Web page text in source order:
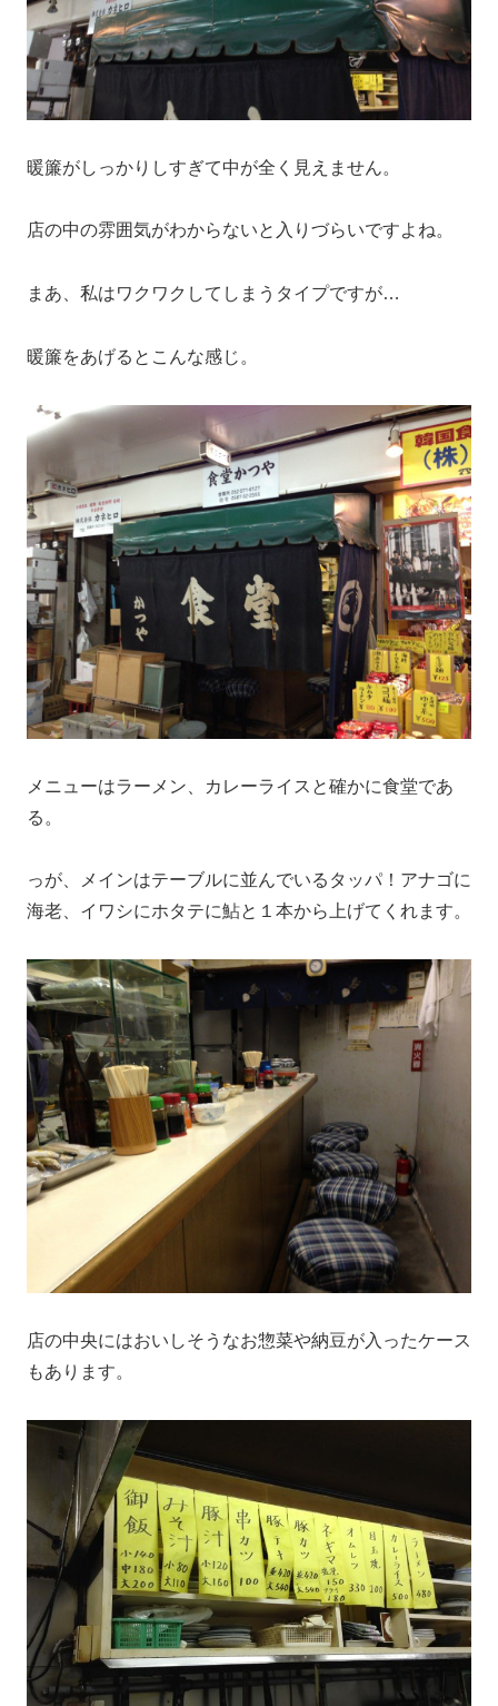
暖簾がしっかりしすぎて中が全く見えません。
店の中の雰囲気がわからないと入りづらいですよね。
まあ、私はワクワクしてしまうタイプですが…
暖簾をあげるとこんな感じ。
メニューはラーメン、カレーライスと確かに食堂であ
る。
っが、メインはテーブルに並んでいるタッパ！アナゴに
海老、イワシにホタテに鮎と１本から上げてくれます。
店の中央にはおいしそうなお惣菜や納豆が入ったケース
もあります。